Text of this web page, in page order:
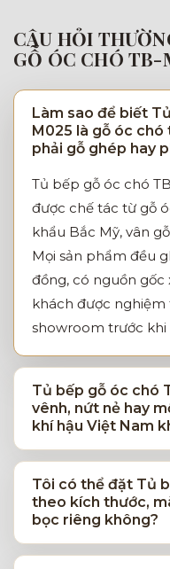
CÂU HỎI
GỖ ÓC CHÓ TB-
Làm sao để biết
M025 là gỗ óc chó
phải gỗ ghép hay
Tủ bếp gỗ óc chó
được chế tác từ gỗ
khẩu Bắc Mỹ, vân
Mọi sản phẩm đều
đồng, có nguồn
khách được
showroom trước khi
Tủ bếp gỗ óc chó
vênh, nứt nẻ hay
khí hậu Việt Nam
Tôi có thể đặt Tủ
theo kích thước,
bọc riêng không?